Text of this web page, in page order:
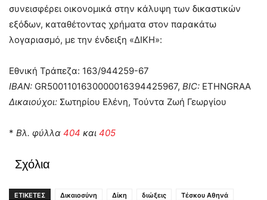
συνεισφέρει οικονομικά στην κάλυψη των δικαστικών
εξόδων, καταθέτοντας χρήματα στον παρακάτω
λογαριασμό, με την ένδειξη «ΔΙΚΗ»:
Εθνική Τράπεζα: 163/944259-67
ΙΒΑΝ: GR5001101630000016394425967, BIC: ETHNGRAA
Δικαιούχοι: Σωτηρίου Ελένη, Τούντα Ζωή Γεωργίου
* Βλ. φύλλα 404 και 405
Σχόλια
ΕΤΙΚΕΤΕΣ Δικαιοσύνη Δίκη διώξεις
Τέσκου Αθηνά